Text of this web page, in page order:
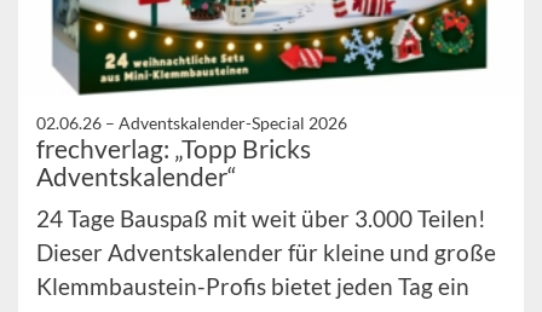
02.06.26 – Adventskalender-Special 2026
frechverlag: „Topp Bricks
Adventskalender“
24 Tage Bauspaß mit weit über 3.000 Teilen!
Dieser Adventskalender für kleine und große
Klemmbaustein-Profis bietet jeden Tag ein